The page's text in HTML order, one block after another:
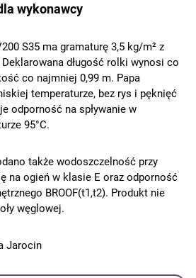
wykonawcy
S35 ma gramaturę 3,5 kg/m² z
długość rolki wynosi co
co najmniej 0,99 m. Papa
temperaturze, bez rys i pęknięć
odporność na spływanie w
95°C.
także wodoszczelność przy
na ogień w klasie E oraz odporność
BROOF(t1,t2). Produkt nie
węglowej.
Jarocin